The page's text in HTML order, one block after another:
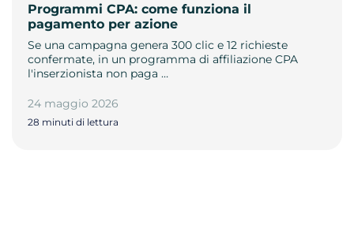
Programmi CPA: come funziona il
pagamento per azione
Se una campagna genera 300 clic e 12 richieste
confermate, in un programma di affiliazione CPA
l'inserzionista non paga …
24 maggio 2026
28 minuti di lettura